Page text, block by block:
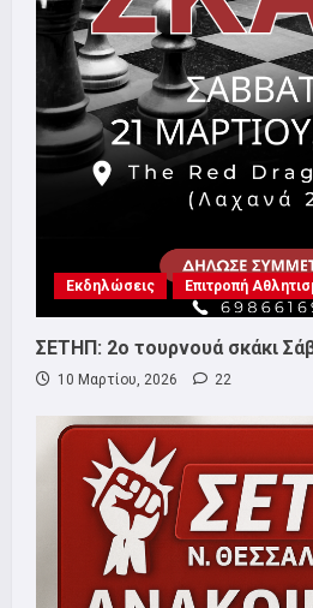
Εκδηλώσεις Επιτροπή
ΣΕΤΗΠ: 2ο τουρνουά σκάκι
10 Μαρτίου, 2026 22